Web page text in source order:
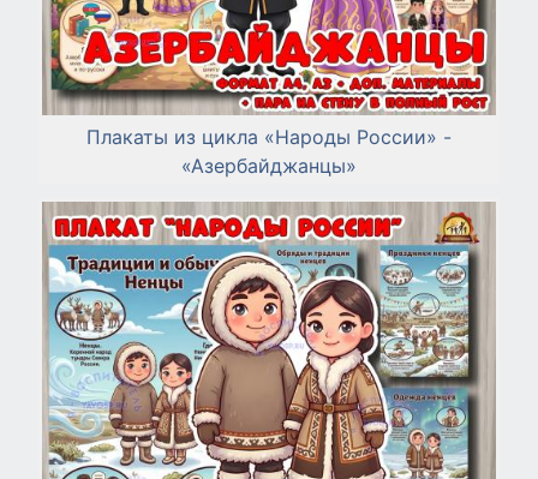
Плакаты из цикла «Народы России» -
«Азербайджанцы»